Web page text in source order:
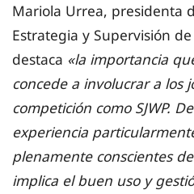
Mariola Urrea, presidenta
Estrategia y Supervisión
destaca «la importancia
concede a involucrar a los
competición como SJWP.
experiencia
plenamente conscientes
implica el buen uso y